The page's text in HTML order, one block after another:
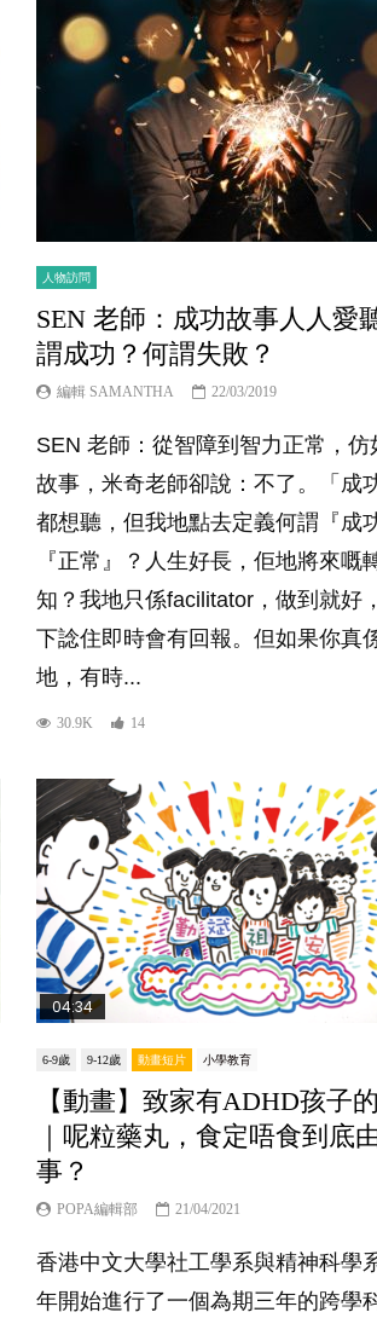
人物訪問
SEN 老師：成功故事人人愛
謂成功？何謂失敗？
編輯 SAMANTHA 22/03/2019
SEN 老師：從智障到智力正常，仿
故事，米奇老師卻說：不了。「成
都想聽，但我地點去定義何謂『成
『正常』？人生好長，佢地將來嘅
知？我地只係facilitator，做到就好
下諗住即時會有回報。但如果你真
地，有時...
30.9K 14
04:34
6-9歲 9-12歲 動畫短片 小學教育
【動畫】致家有ADHD孩子
｜呢粒藥丸，食定唔食到底
事？
POPA編輯部 21/04/2021
香港中文大學社工學系與精神科學
年開始進行了一個為期三年的跨學